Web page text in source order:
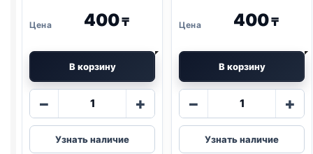
400₸
В корзину
−
Количество
Blitz
(СТЕРИЛ.,
+
Узнать наличие
400₸
В корзину
−
Количество
Blitz
(КУРИЦА,
+
Узнать наличие